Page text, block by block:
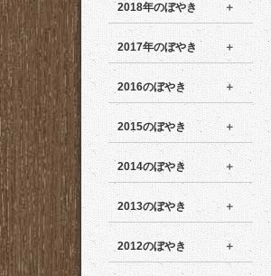
2018年のぼやき
2017年のぼやき
2016のぼやき
2015のぼやき
2014のぼやき
2013のぼやき
2012のぼやき